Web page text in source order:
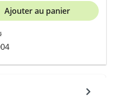
: Entrez la
Ajouter au panier